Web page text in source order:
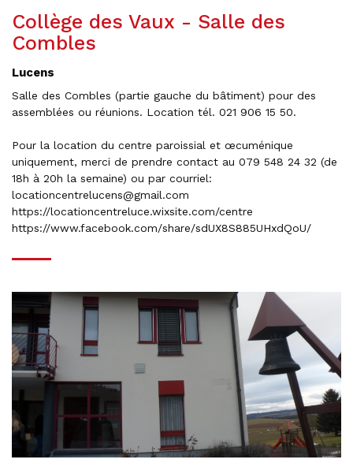
Collège des Vaux - Salle des
Combles
Lucens
Salle des Combles (partie gauche du bâtiment) pour des
assemblées ou réunions. Location tél. 021 906 15 50.
Pour la location du centre paroissial et œcuménique
uniquement, merci de prendre contact au 079 548 24 32 (de
18h à 20h la semaine) ou par courriel:
locationcentrelucens@gmail.com
https://locationcentreluce.wixsite.com/centre
https://www.facebook.com/share/sdUX8S885UHxdQoU/